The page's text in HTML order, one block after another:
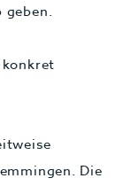
geben.
Die